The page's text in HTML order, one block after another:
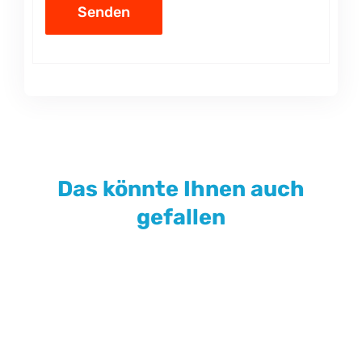
Das könnte Ihnen auch
gefallen